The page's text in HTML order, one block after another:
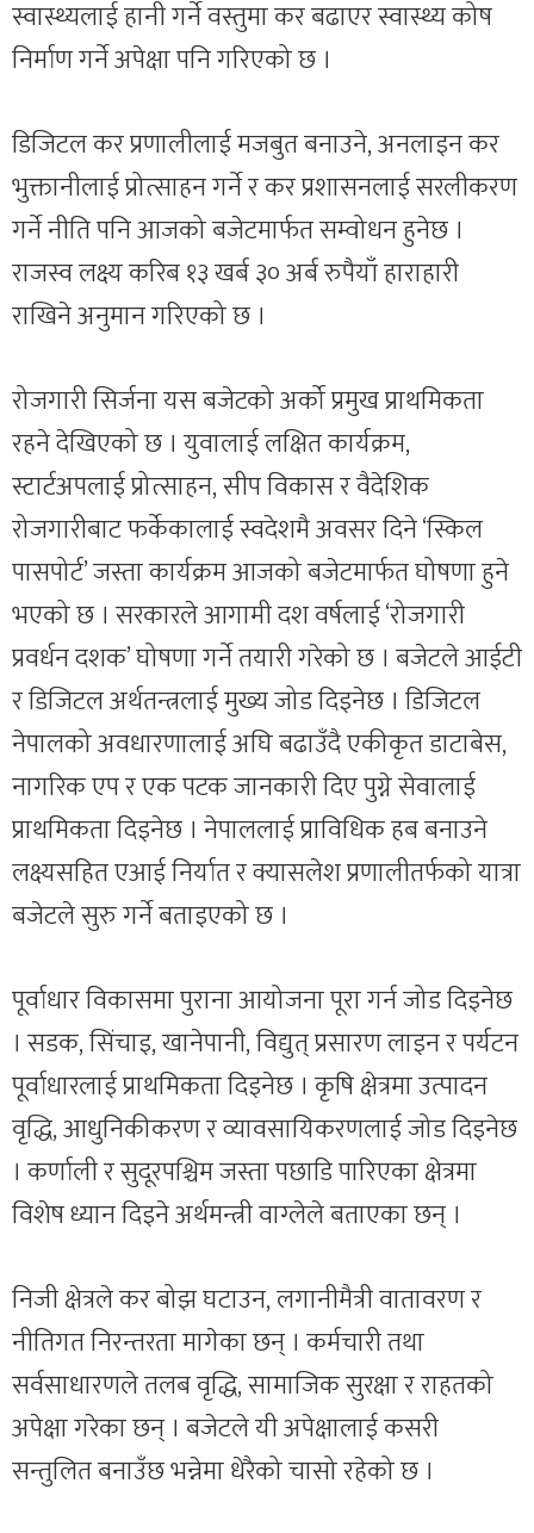
स्वास्थ्यलाई हानी गर्ने वस्तुमा कर बढाएर स्वास्थ्य कोष
निर्माण गर्ने अपेक्षा पनि गरिएको छ ।
डिजिटल कर प्रणालीलाई मजबुत बनाउने, अनलाइन कर
भुक्तानीलाई प्रोत्साहन गर्ने र कर प्रशासनलाई सरलीकरण
गर्ने नीति पनि आजको बजेटमार्फत सम्वोधन हुनेछ ।
राजस्व लक्ष्य करिब १३ खर्ब ३० अर्ब रुपैयाँ हाराहारी
राखिने अनुमान गरिएको छ ।
रोजगारी सिर्जना यस बजेटको अर्को प्रमुख प्राथमिकता
रहने देखिएको छ । युवालाई लक्षित कार्यक्रम,
स्टार्टअपलाई प्रोत्साहन, सीप विकास र वैदेशिक
रोजगारीबाट फर्केकालाई स्वदेशमै अवसर दिने ‘स्किल
पासपोर्ट’ जस्ता कार्यक्रम आजको बजेटमार्फत घोषणा हुने
भएको छ । सरकारले आगामी दश वर्षलाई ‘रोजगारी
प्रवर्धन दशक’ घोषणा गर्ने तयारी गरेको छ । बजेटले आईटी
र डिजिटल अर्थतन्त्रलाई मुख्य जोड दिइनेछ । डिजिटल
नेपालको अवधारणालाई अघि बढाउँदै एकीकृत डाटाबेस,
नागरिक एप र एक पटक जानकारी दिए पुग्ने सेवालाई
प्राथमिकता दिइनेछ । नेपाललाई प्राविधिक हब बनाउने
लक्ष्यसहित एआई निर्यात र क्यासलेश प्रणालीतर्फको यात्रा
बजेटले सुरु गर्ने बताइएको छ ।
पूर्वाधार विकासमा पुराना आयोजना पूरा गर्न जोड दिइनेछ
। सडक, सिंचाइ, खानेपानी, विद्युत् प्रसारण लाइन र पर्यटन
पूर्वाधारलाई प्राथमिकता दिइनेछ । कृषि क्षेत्रमा उत्पादन
वृद्धि, आधुनिकीकरण र व्यावसायिकरणलाई जोड दिइनेछ
। कर्णाली र सुदूरपश्चिम जस्ता पछाडि पारिएका क्षेत्रमा
विशेष ध्यान दिइने अर्थमन्त्री वाग्लेले बताएका छन् ।
निजी क्षेत्रले कर बोझ घटाउन, लगानीमैत्री वातावरण र
नीतिगत निरन्तरता मागेका छन् । कर्मचारी तथा
सर्वसाधारणले तलब वृद्धि, सामाजिक सुरक्षा र राहतको
अपेक्षा गरेका छन् । बजेटले यी अपेक्षालाई कसरी
सन्तुलित बनाउँछ भन्नेमा धेरैको चासो रहेको छ ।